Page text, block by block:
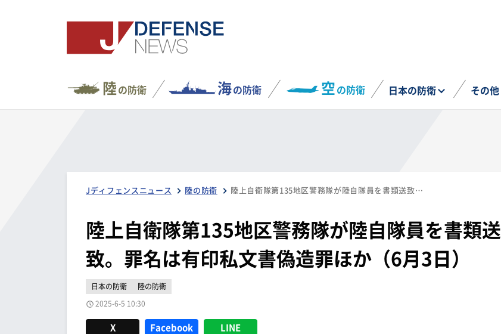
陸の防衛 海の防衛 空の防衛 日本の防衛 その他
Jディフェンスニュース 陸の防衛 陸上自衛隊第135地区警務隊が陸自隊員を書類送致。罪名は有印私文書偽造罪ほか（6月3日）
陸上自衛隊第135地区警務隊が陸自隊員を書類送
致。罪名は有印私文書偽造罪ほか（6月3日）
日本の防衛
陸の防衛
2025-6-5 10:30
X Facebook LINE